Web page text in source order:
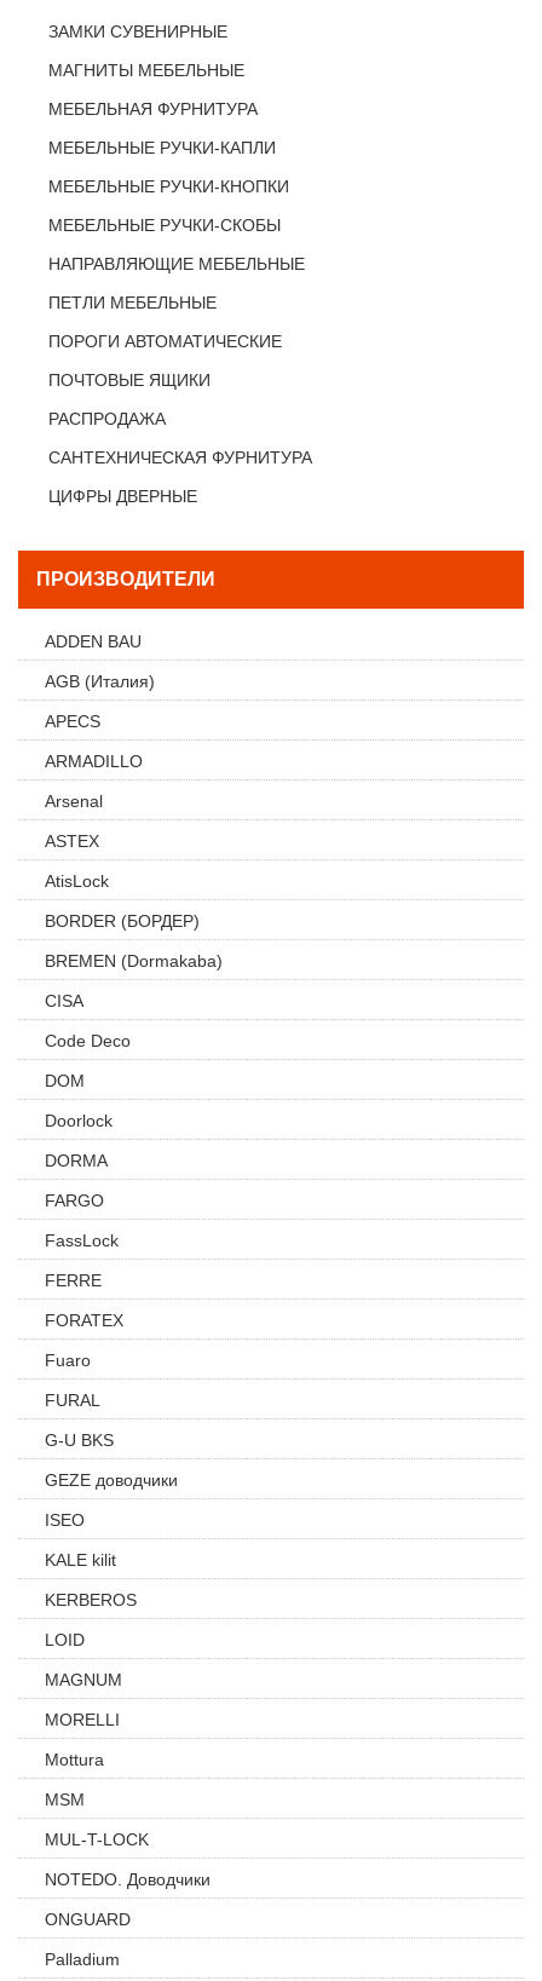
ЗАМКИ СУВЕНИРНЫЕ
МАГНИТЫ МЕБЕЛЬНЫЕ
МЕБЕЛЬНАЯ ФУРНИТУРА
МЕБЕЛЬНЫЕ РУЧКИ-КАПЛИ
МЕБЕЛЬНЫЕ РУЧКИ-КНОПКИ
МЕБЕЛЬНЫЕ РУЧКИ-СКОБЫ
НАПРАВЛЯЮЩИЕ МЕБЕЛЬНЫЕ
ПЕТЛИ МЕБЕЛЬНЫЕ
ПОРОГИ АВТОМАТИЧЕСКИЕ
ПОЧТОВЫЕ ЯЩИКИ
РАСПРОДАЖА
САНТЕХНИЧЕСКАЯ ФУРНИТУРА
ЦИФРЫ ДВЕРНЫЕ
ПРОИЗВОДИТЕЛИ
ADDEN BAU
AGB (Италия)
APECS
ARMADILLO
Arsenal
ASTEX
AtisLock
BORDER (БОРДЕР)
BREMEN (Dormakaba)
CISA
Code Deco
DOM
Doorlock
DORMA
FARGO
FassLock
FERRE
FORATEX
Fuaro
FURAL
G-U BKS
GEZE доводчики
ISEO
KALE kilit
KERBEROS
LOID
MAGNUM
MORELLI
Mottura
MSM
MUL-T-LOCK
NOTEDO. Доводчики
ONGUARD
Palladium